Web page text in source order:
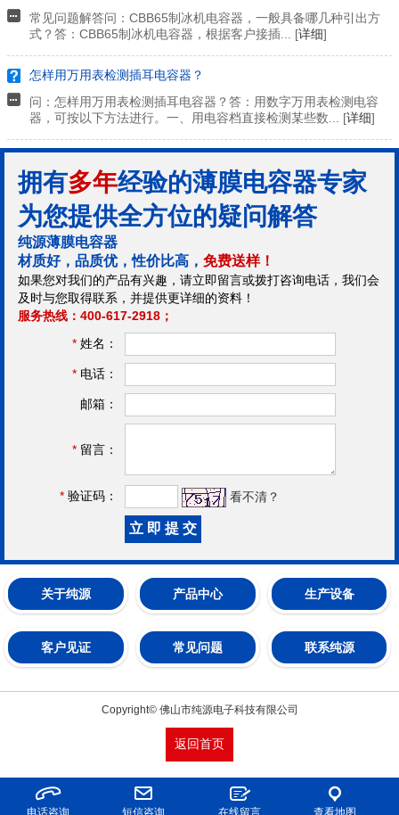
常见问题解答问：CBB65制冰机电容器，一般具备哪几种引出方
式？答：CBB65制冰机电容器，根据客户接插... [详细]
怎样用万用表检测插耳电容器？
问：怎样用万用表检测插耳电容器？答：用数字万用表检测电容
器，可按以下方法进行。一、用电容档直接检测某些数... [详细]
拥有多年经验的薄膜电容器专家
为您提供全方位的疑问解答
纯源薄膜电容器
材质好，品质优，性价比高， 免费送样！
如果您对我们的产品有兴趣，请立即留言或拨打咨询电话，我们会
及时与您取得联系，并提供更详细的资料！
服务热线：400-617-2918；
* 姓名：
* 电话：
邮箱：
* 留言：
* 验证码： 看不清？
关于纯源 产品中心 生产设备
客户见证 常见问题 联系纯源
Copyright© 佛山市纯源电子科技有限公司
返回首页
电话咨询 短信咨询 在线留言 查看地图